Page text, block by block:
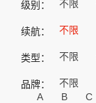
级别： 不限
续航： 不限
类型： 不限
品牌：
不限
A
B C